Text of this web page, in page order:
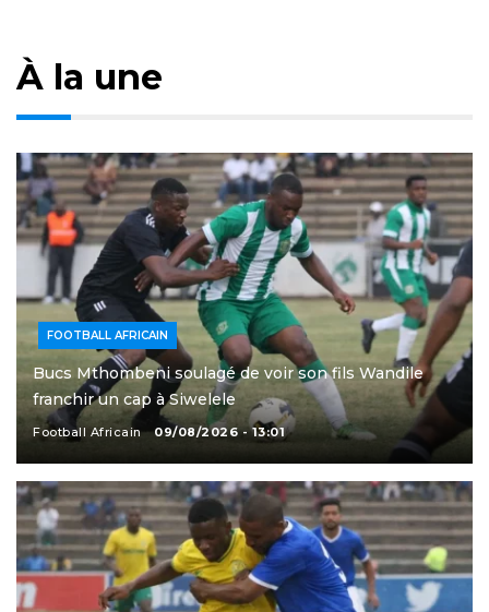
À la une
FOOTBALL AFRICAIN
Bucs Mthombeni soulagé de voir son fils Wandile
franchir un cap à Siwelele
Football Africain 09/08/2026 - 13:01